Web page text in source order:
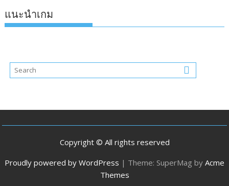
แนะนำเกม
Copyright © All rights reserved
Proudly powered by WordPress | Theme: SuperMag by Acme
Themes